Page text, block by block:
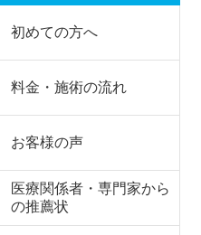
初めての方へ
料金・施術の流れ
お客様の声
医療関係者・専門家から
の推薦状